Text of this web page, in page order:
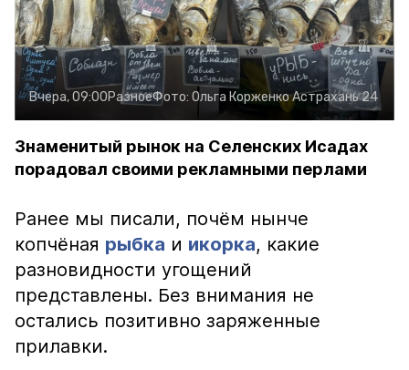
Вчера, 09:00РазноеФото: Ольга КорженкоАстрахань 24
Знаменитый рынок на Селенских Исадах
порадовал своими рекламными перлами
Ранее мы писали, почём нынче
копчёная рыбка и икорка, какие
разновидности угощений
представлены. Без внимания не
остались позитивно заряженные
прилавки.